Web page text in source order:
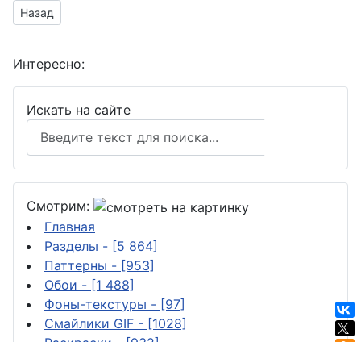
Предыдущий материал: С женским днём
Назад
Интересно:
Искать на сайте
Смотрим:
Главная
Разделы - [5 864]
Паттерны - [953]
Обои - [1 488]
Фоны-текстуры - [97]
Смайлики GIF - [1028]